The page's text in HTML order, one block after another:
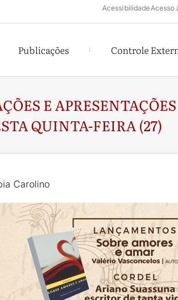
AcessibilidadeAcesso
Publicações Controle
E
QUINTA-FEIRA (27)
Carolino